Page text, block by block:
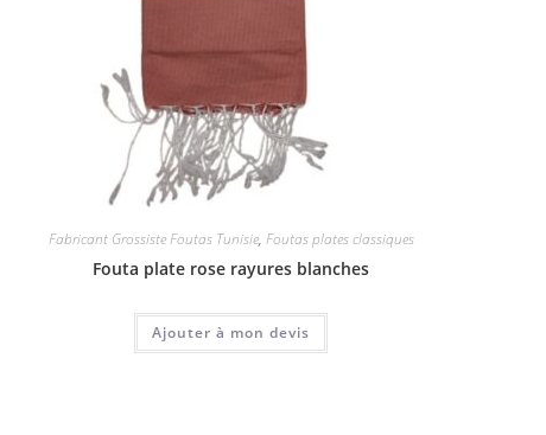
Fabricant Grossiste Foutas Tunisie, Foutas plates classiques
Fouta plate rose rayures blanches
Ajouter à mon devis